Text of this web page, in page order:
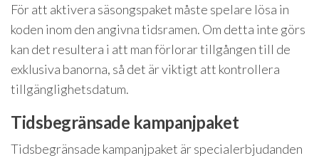
För att aktivera säsongspaket måste spelare lösa in
koden inom den angivna tidsramen. Om detta inte görs
kan det resultera i att man förlorar tillgången till de
exklusiva banorna, så det är viktigt att kontrollera
tillgänglighetsdatum.
Tidsbegränsade kampanjpaket
Tidsbegränsade kampanjpaket är specialerbjudanden